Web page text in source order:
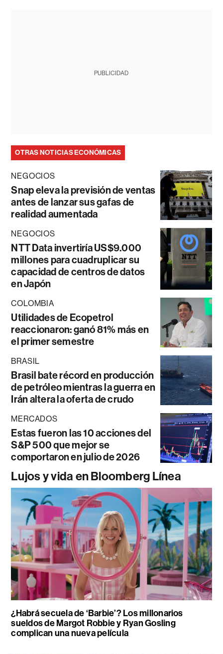
PUBLICIDAD
OTRAS NOTICIAS ECONÓMICAS
NEGOCIOS
Snap eleva la previsión de ventas
antes de lanzar sus gafas de
realidad aumentada
NEGOCIOS
NTT Data invertiría US$9.000
millones para cuadruplicar su
capacidad de centros de datos
en Japón
COLOMBIA
Utilidades de Ecopetrol
reaccionaron: ganó 81% más en
el primer semestre
BRASIL
Brasil bate récord en producción
de petróleo mientras la guerra en
Irán altera la oferta de crudo
MERCADOS
Estas fueron las 10 acciones del
S&P 500 que mejor se
comportaron en julio de 2026
Lujos y vida en Bloomberg Línea
¿Habrá secuela de ‘Barbie’? Los millonarios
sueldos de Margot Robbie y Ryan Gosling
complican una nueva película